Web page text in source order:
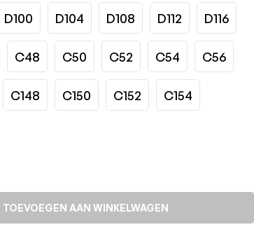
D100 D104 D108 D112 D116
C48 C50 C52 C54 C56
C148 C150 C152 C154
TOEVOEGEN AAN WINKELWAGEN